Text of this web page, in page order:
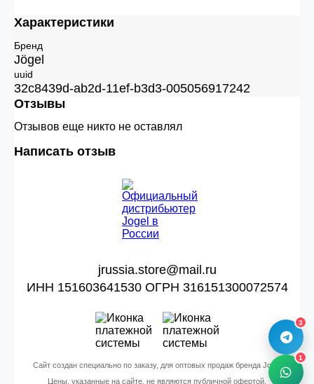
Характеристики
Бренд
Jögel
uuid
32c8439d-ab2d-11ef-b3d3-005056917242
Отзывы
Отзывов еще никто не оставлял
Написать отзыв
jrussia.store@mail.ru
ИНН 151603641530 ОГРН 316151300072574
Сайт создан специально по заказу, для оптовых продаж бренда Jogel
Цены, указанные на сайте, не являются публичной офертой.
3
1